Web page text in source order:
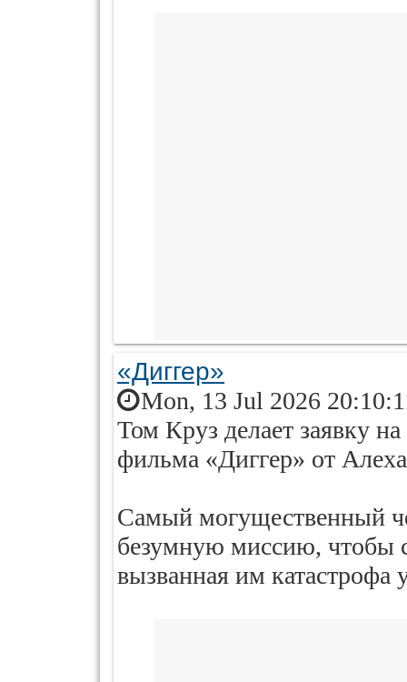
«Диггер»
Mon, 13 Jul 2026
Том Круз делает заявку
фильма «Диггер» от
Самый могущественный
безумную миссию, чтобы
вызванная им катастрофа